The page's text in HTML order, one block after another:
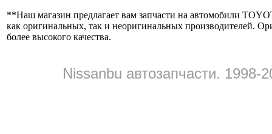
**Наш магазин предлагает вам запчасти на автомобили
как оригинальных, так и неоригинальных производителей.
более высокого качества.
Nissanbu автозапчасти. 1998-